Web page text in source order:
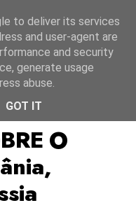
Lituânia
O
to deliver its services
and user-agent are
and security
generate usage
abuse.
GOT IT